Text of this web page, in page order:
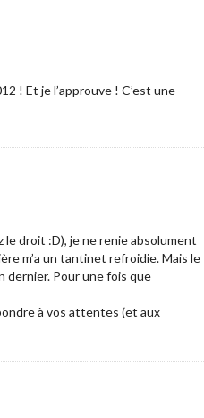
! Et je l’approuve ! C’est une
le droit :D), je ne renie absolument
m’a un tantinet refroidie. Mais le
dernier. Pour une fois que
à vos attentes (et aux